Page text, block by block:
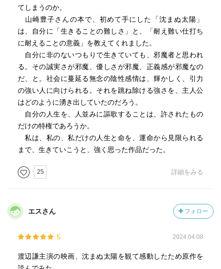
（以上）
てしまうのか。
山崎豊子さんの本で、初めて手にした「沈まぬ太陽」
は、自分に「生きることの難しさ」と、「耐え難い仕打ち
に耐えることの意義」を教えてくれました。
自分に非のないつもりで生きていても、邪魔者と思われ
る。その誠実さが邪魔、優しさが邪魔、正義感が邪魔なの
だ、と。社会に蔓延る無念の陰性感情は、輝かしく、引力
の強い人に向けられる。それを跳ね除ける強さを、主人公
はどのように湧き出していたのだろう。
自分の人生を、人並みに謳歌することは、許されたもの
だけの特権であろうか。
私は、私の、私だけの人生と命を、運命から見限られる
まで、生きていこうと、強く思った作品だった。
25 詳細をみる
エスさん フォロー
5 2024.04.08
渡辺謙主演の映画、沈まぬ太陽を観て感動したため原作を